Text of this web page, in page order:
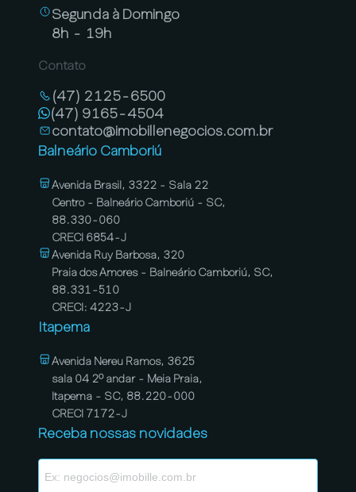
Segunda à Domingo
8h - 19h
Contato
(47) 2125-6500
(47) 9165-4504
contato@imobillenegocios.com.br
Balneário Camboriú
Avenida Brasil, 3322 - Sala 22
Centro - Balneário Camboriú - SC,
88.330-060
CRECI 6854-J
Avenida Ruy Barbosa, 320
Praia dos Amores - Balneário Camboriú, SC,
88.331-510
CRECI: 4223-J
Itapema
Avenida Nereu Ramos, 3625
sala 04 2º andar - Meia Praia,
Itapema - SC, 88.220-000
CRECI 7172-J
Receba nossas novidades